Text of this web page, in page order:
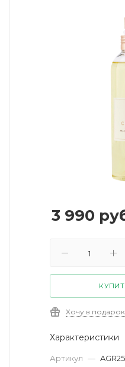
3 990
Хочу в подарок
Характеристики
Артикул —